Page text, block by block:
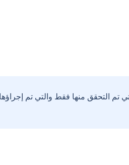
تم التحقق منها فقط والتي تم